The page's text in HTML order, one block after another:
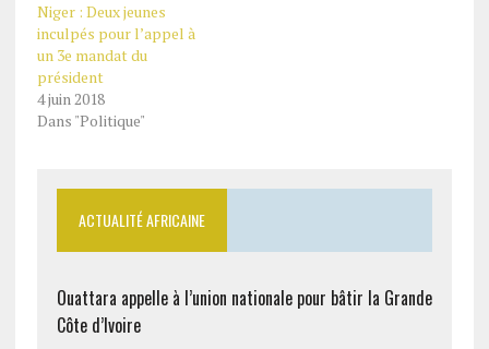
Niger : Deux jeunes
inculpés pour l’appel à
un 3e mandat du
président
4 juin 2018
Dans "Politique"
ACTUALITÉ AFRICAINE
Ouattara appelle à l’union nationale pour bâtir la Grande
Côte d’Ivoire